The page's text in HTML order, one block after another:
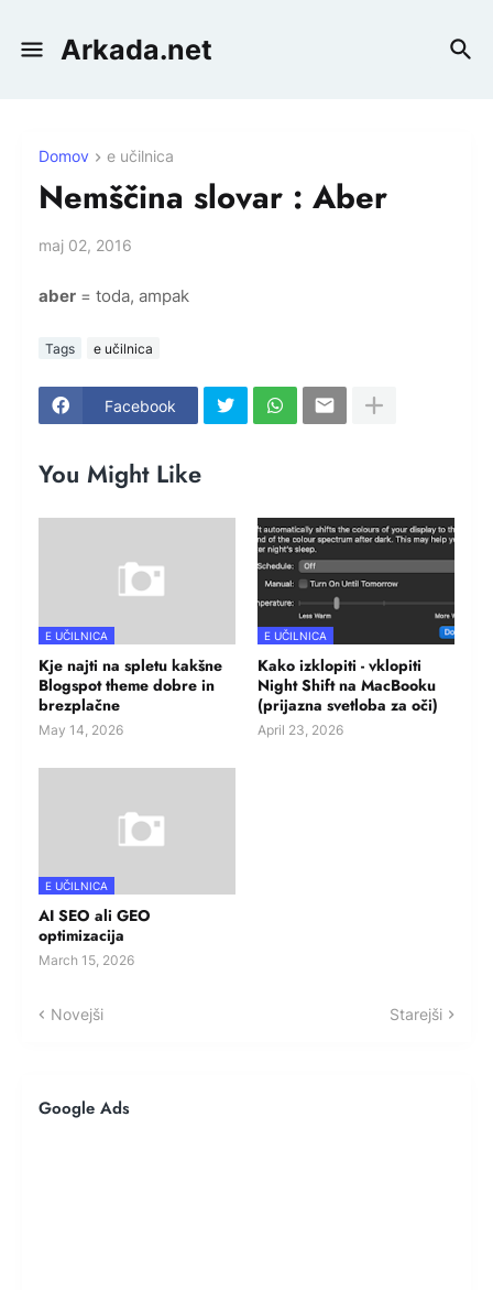
Arkada.net
Domov e učilnica
Nemščina slovar : Aber
maj 02, 2016
aber = toda, ampak
Tags e učilnica
Facebook
You Might Like
E UČILNICA
Kje najti na spletu kakšne
Blogspot theme dobre in
brezplačne
May 14, 2026
E UČILNICA
Kako izklopiti - vklopiti
Night Shift na MacBooku
(prijazna svetloba za oči)
April 23, 2026
E UČILNICA
AI SEO ali GEO
optimizacija
March 15, 2026
Novejši Starejši
Google Ads